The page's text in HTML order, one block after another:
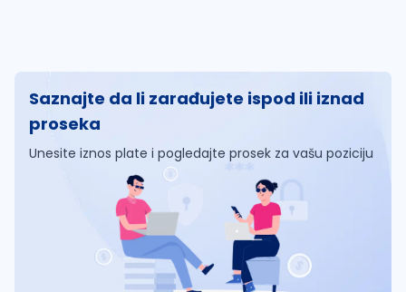
Saznajte da li zarađujete ispod ili iznad
proseka
Unesite iznos plate i pogledajte prosek za vašu poziciju